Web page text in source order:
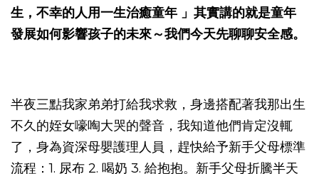
生，不幸的人用一生治癒童年 」其實講的就是童年
發展如何影響孩子的未來～我們今天先聊聊安全感。
半夜三點我家弟弟打給我求救，身邊搭配著我那出生
不久的姪女嚎啕大哭的聲音，我知道他們肯定沒輒
了，身為資深母嬰護理人員，趕快給予新手父母標準
流程：1. 尿布 2. 喝奶 3. 給抱抱。新手父母折騰半天